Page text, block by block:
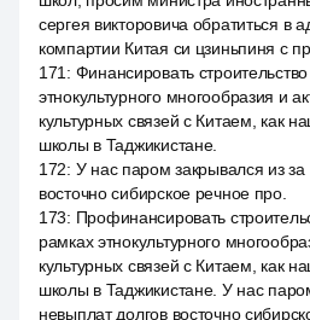
сергея викторовича обратиться в
компартии Китая си цзиньпиня с
171 : Финансировать
этнокультурного многообразия и
культурных связей с Китаем, как
школы в Таджикистане.
172: У нас паром закрывался из
восточно сибирское речное про.
173: Профинансировать
рамках этнокультурного
культурных связей с Китаем, как
школы в Таджикистане. У нас
невыплат долгов восточно